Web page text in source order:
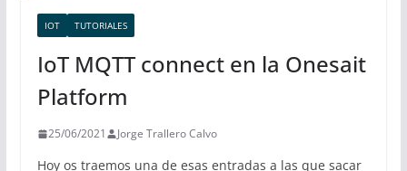
IOT TUTORIALES
IoT MQTT connect en la Onesait
Platform
25/06/2021 Jorge Trallero Calvo
Hoy os traemos una de esas entradas a las que sacar